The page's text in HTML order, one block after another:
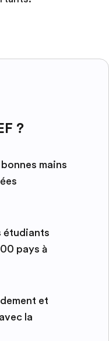
?
mains
étudiants
pays à
et
la